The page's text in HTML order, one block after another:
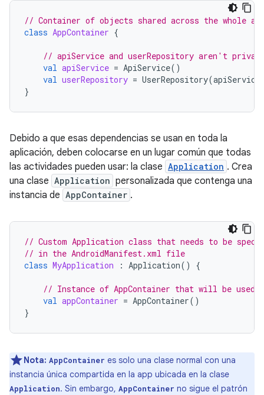
// Container of objects shared across the whole
class AppContainer {
// apiService and userRepository aren't
val apiService = ApiService()
val userRepository = UserRepository(apiService
}
Debido a que esas dependencias se usan en toda la
aplicación, deben colocarse en un lugar común que todas
las actividades pueden usar: la clase Application . Crea
una clase Application personalizada que contenga una
instancia de AppContainer .
// Custom Application class that needs to be
// in the AndroidManifest.xml file
class MyApplication : Application() {
// Instance of AppContainer that will be
val appContainer = AppContainer()
}
Nota: AppContainer es solo una clase normal con una
instancia única compartida en la app ubicada en la clase
Application. Sin embargo, AppContainer no sigue el patrón